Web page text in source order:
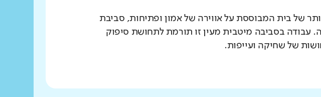
של בית המבוססת על אווירה של אמון ופתיחות, סביבת
עבודה בסביבה מיטבית מעין זו תורמת לתחושת סיפוק
של שחיקה ועייפות.